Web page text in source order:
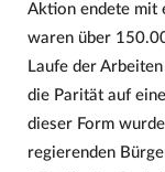
Aktion endete mit
waren über
Laufe der
die Parität auf
dieser Form
regierenden